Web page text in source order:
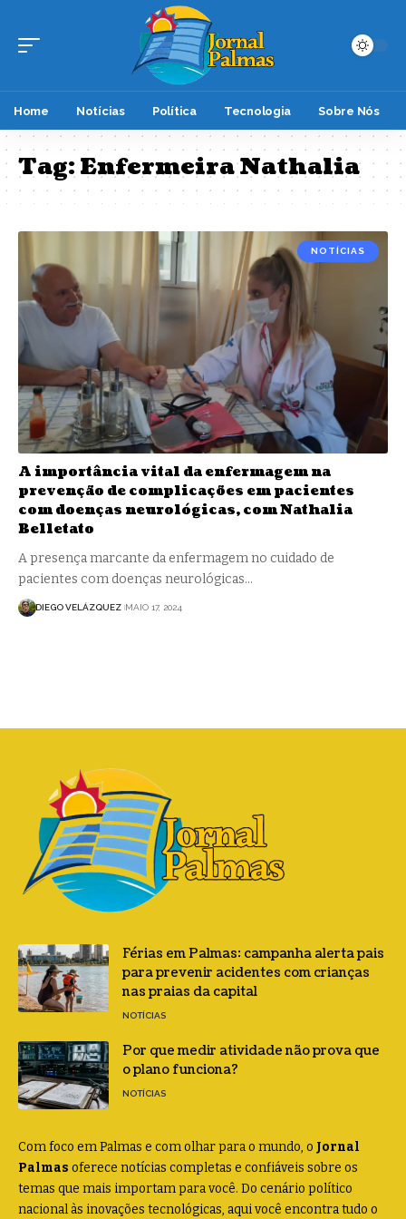
Home Notícias Política Tecnologia Sobre Nós
Tag:Enfermeira Nathalia
NOTÍCIAS
A importância vital da enfermagem na
prevenção de complicações em pacientes
com doenças neurológicas, com Nathalia
Belletato
A presença marcante da enfermagem no cuidado de
pacientes com doenças neurológicas…
DIEGO VELÁZQUEZ MAIO 17, 2024
Férias em Palmas: campanha alerta pais
para prevenir acidentes com crianças
nas praias da capital
NOTÍCIAS
Por que medir atividade não prova que
o plano funciona?
NOTÍCIAS
Com foco em Palmas e com olhar para o mundo, o Jornal
Palmas oferece notícias completas e confiáveis sobre os
temas que mais importam para você. Do cenário político
nacional às inovações tecnológicas, aqui você encontra tudo o